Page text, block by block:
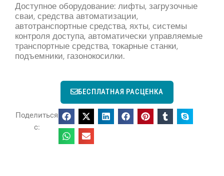
Доступное оборудование: лифты, загрузочные
сваи, средства автоматизации,
автотранспортные средства, яхты, системы
контроля доступа, автоматически управляемые
транспортные средства, токарные станки,
подъемники, газонокосилки.
БЕСПЛАТНАЯ РАСЦЕНКА
Поделиться
с: